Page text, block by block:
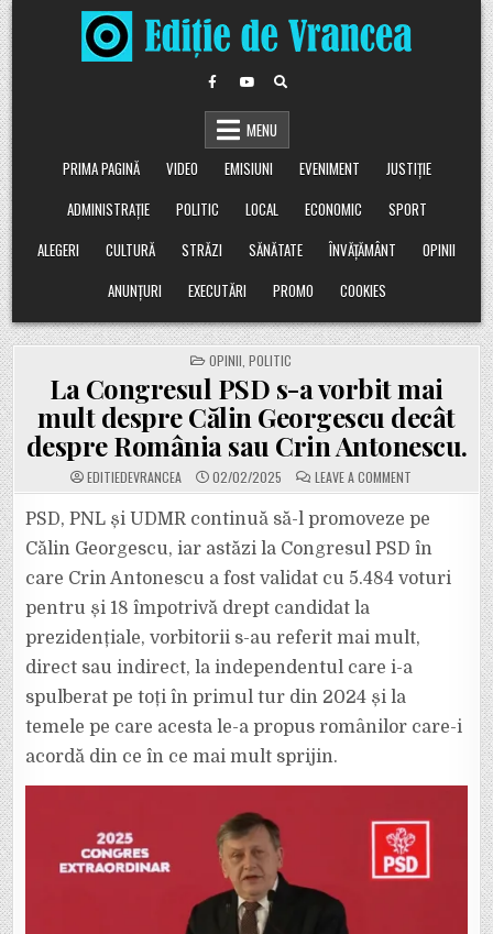
Skip
to
content
MENU
PRIMA PAGINĂ
VIDEO EMISIUNI EVENIMENT
JUSTIȚIE
ADMINISTRAȚIE
POLITIC LOCAL ECONOMIC
SPORT
ALEGERI
CULTURĂ STRĂZI SĂNĂTATE ÎNVĂȚĂMÂNT
OPINII
ANUNȚURI
EXECUTĂRI PROMO COOKIES
POSTED
IN
OPINII POLITIC
La Congresul PSD s-a vorbit mai
mult despre Călin Georgescu decât
despre România sau Crin Antonescu.
EDITIEDEVRANCEA 02/02/2025 LEAVE A COMMENT
LA
PSD
S-
A
VORBIT
MAI
MULT
DECÂT
DESPRE
ROMÂNIA
SAU
PSD, PNL și UDMR continuă să-l promoveze pe
Călin Georgescu, iar astăzi la Congresul PSD în
care Crin Antonescu a fost validat cu 5.484 voturi
pentru și 18 împotrivă drept candidat la
prezidențiale, vorbitorii s-au referit mai mult,
direct sau indirect, la independentul care i-a
spulberat pe toți în primul tur din 2024 și la
temele pe care acesta le-a propus românilor care-i
acordă din ce în ce mai mult sprijin.